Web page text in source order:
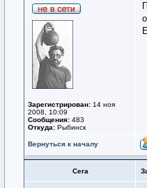
Зарегистрирован: 14 ноя
2008, 10:09
Сообщения: 483
Откуда: Рыбинск
Вернуться к началу
Сега